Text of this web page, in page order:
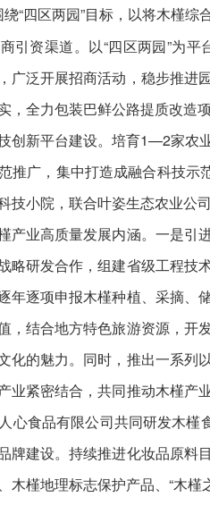
区两园”目标，以将木槿综合
资渠道。以“四区两园”为平
广泛开展招商活动，稳步推进
，全力包装巴鲜公路提质改造
新平台建设。培育1—2家农业
推广，集中打造成融合科技
技小院，联合叶姿生态农业公
业高质量发展内涵。一是引
略研发合作，组建省级工程技
年逐项申报木槿种植、采摘、
，结合地方特色旅游资源，开
化的魅力。同时，推出一系列
业紧密结合，共同推动木槿产
心食品有限公司共同研发木
牌建设。持续推进化妆品原料
木槿地理标志保护产品、“木